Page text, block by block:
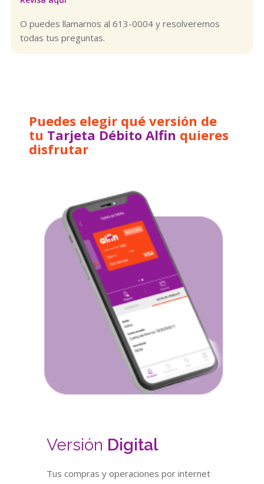
O puedes llamarnos al 613-0004 y resolveremos
todas tus preguntas.
Puedes elegir qué versión de
tu Tarjeta Débito Alfin quieres
disfrutar
Versión Digital
Tus compras y operaciones por internet